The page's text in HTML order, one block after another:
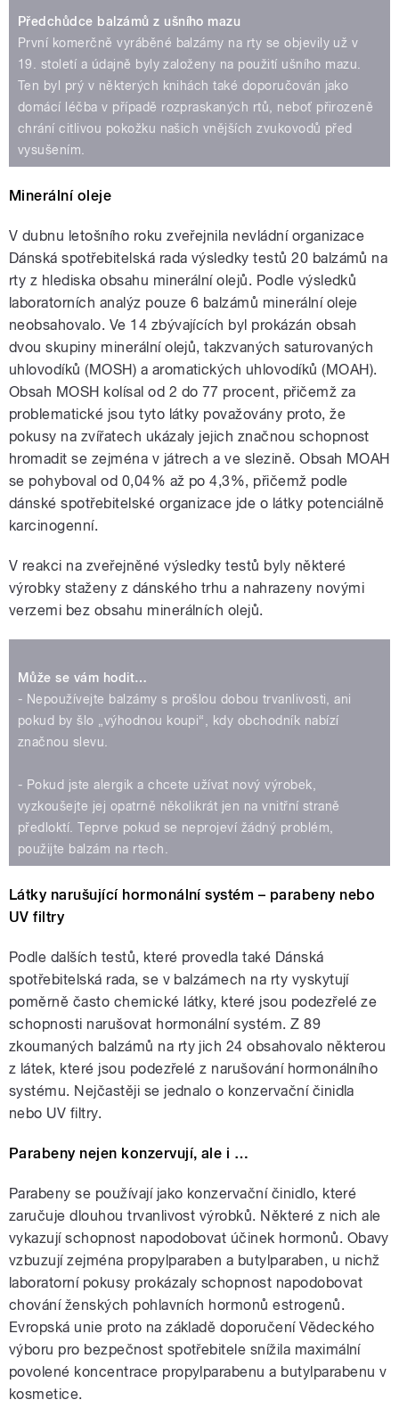
Předchůdce balzámů z ušního mazu
První komerčně vyráběné balzámy na rty se objevily už v
19. století a údajně byly založeny na použití ušního mazu.
Ten byl prý v některých knihách také doporučován jako
domácí léčba v případě rozpraskaných rtů, neboť přirozeně
chrání citlivou pokožku našich vnějších zvukovodů před
vysušením.
Minerální oleje
V dubnu letošního roku zveřejnila nevládní organizace
Dánská spotřebitelská rada výsledky testů 20 balzámů na
rty z hlediska obsahu minerální olejů. Podle výsledků
laboratorních analýz pouze 6 balzámů minerální oleje
neobsahovalo. Ve 14 zbývajících byl prokázán obsah
dvou skupiny minerální olejů, takzvaných saturovaných
uhlovodíků (MOSH) a aromatických uhlovodíků (MOAH).
Obsah MOSH kolísal od 2 do 77 procent, přičemž za
problematické jsou tyto látky považovány proto, že
pokusy na zvířatech ukázaly jejich značnou schopnost
hromadit se zejména v játrech a ve slezině. Obsah MOAH
se pohyboval od 0,04% až po 4,3%, přičemž podle
dánské spotřebitelské organizace jde o látky potenciálně
karcinogenní.
V reakci na zveřejněné výsledky testů byly některé
výrobky staženy z dánského trhu a nahrazeny novými
verzemi bez obsahu minerálních olejů.
Může se vám hodit…
- Nepoužívejte balzámy s prošlou dobou trvanlivosti, ani
pokud by šlo „výhodnou koupi“, kdy obchodník nabízí
značnou slevu.
- Pokud jste alergik a chcete užívat nový výrobek,
vyzkoušejte jej opatrně několikrát jen na vnitřní straně
předloktí. Teprve pokud se neprojeví žádný problém,
použijte balzám na rtech.
Látky narušující hormonální systém – parabeny nebo
UV filtry
Podle dalších testů, které provedla také Dánská
spotřebitelská rada, se v balzámech na rty vyskytují
poměrně často chemické látky, které jsou podezřelé ze
schopnosti narušovat hormonální systém. Z 89
zkoumaných balzámů na rty jich 24 obsahovalo některou
z látek, které jsou podezřelé z narušování hormonálního
systému. Nejčastěji se jednalo o konzervační činidla
nebo UV filtry.
Parabeny nejen konzervují, ale i …
Parabeny se používají jako konzervační činidlo, které
zaručuje dlouhou trvanlivost výrobků. Některé z nich ale
vykazují schopnost napodobovat účinek hormonů. Obavy
vzbuzují zejména propylparaben a butylparaben, u nichž
laboratorní pokusy prokázaly schopnost napodobovat
chování ženských pohlavních hormonů estrogenů.
Evropská unie proto na základě doporučení Vědeckého
výboru pro bezpečnost spotřebitele snížila maximální
povolené koncentrace propylparabenu a butylparabenu v
kosmetice.